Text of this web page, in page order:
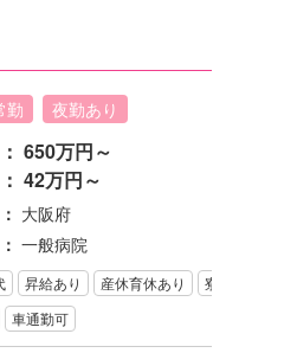
勤 夜勤あり
： 650万円～
： 42万円～
： 大阪府
： 一般病院
昇給あり 産休育休あり
寮 or 住宅手
車通勤可